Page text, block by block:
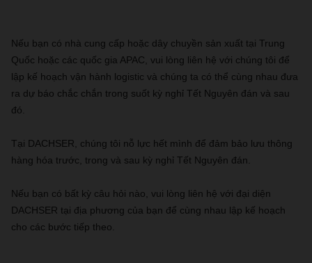
Nếu bạn có nhà cung cấp hoặc dây chuyền sản xuất tại Trung
Quốc hoặc các quốc gia APAC, vui lòng liên hệ với chúng tôi để
lập kế hoạch vận hành logistic và chúng ta có thể cùng nhau đưa
ra dự báo chắc chắn trong suốt kỳ nghỉ Tết Nguyên đán và sau
đó.
Tại DACHSER, chúng tôi nỗ lực hết mình để đảm bảo lưu thông
hàng hóa trước, trong và sau kỳ nghỉ Tết Nguyên đán.
Nếu bạn có bất kỳ câu hỏi nào, vui lòng liên hệ với đại diện
DACHSER tại địa phương của bạn để cùng nhau lập kế hoạch
cho các bước tiếp theo.